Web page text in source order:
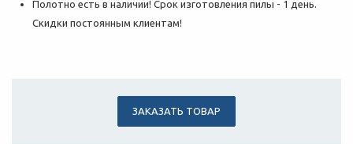
Полотно есть в наличии! Срок изготовления пилы - 1 день.
Скидки постоянным клиентам!
ЗАКАЗАТЬ ТОВАР